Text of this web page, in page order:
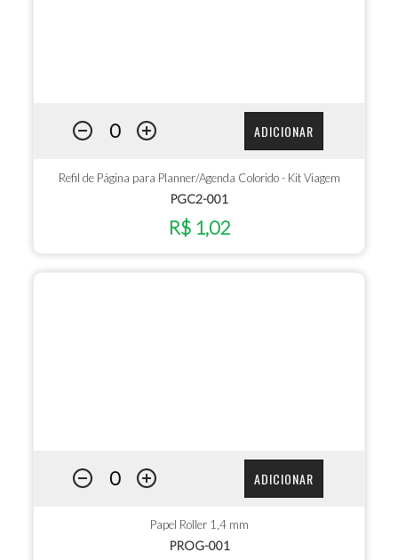
ADICIONAR
Refil de Página para Planner/Agenda Colorido - Kit Viagem
PGC2-001
R$ 1,02
ADICIONAR
Papel Roller 1,4 mm
PROG-001